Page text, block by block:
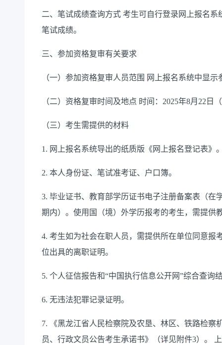
二、笔试成绩查询方式 考生可自行登录网上报名系
笔试成绩。
三、参加资格复审有关要求
（一）参加资格复审人员范围 网上报名系统中显
（二）资格复审时间及地点 时间：2025年8月22
（三）考生需提供的材料
1. 网上报名系统导出的纸质版《网上报名登记表》
2. 本人身份证、笔试准考证、户口簿。
3. 毕业证书、教育部学历证书电子注册备案表（
期内）。使用国（境）外学历报考的考生，需提供
4. 考生如为社会在职人员，需提供所在单位同意报
位出具的离职证明。
5. 个人征信报告和“中国执行信息公开网”综合查询
6. 无违法犯罪记录证明。
7. 《黑龙江省人民检察院及农垦、林区、铁路检察
员、行政文员公告考生承诺书》（详见附件3）。